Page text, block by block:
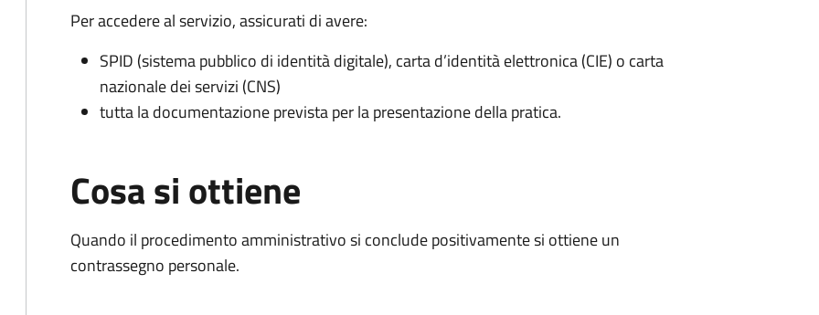
Per accedere al servizio, assicurati di avere:
SPID (sistema pubblico di identità digitale), carta d’identità elettronica (CIE) o carta
nazionale dei servizi (CNS)
tutta la documentazione prevista per la presentazione della pratica.
Cosa si ottiene
Quando il procedimento amministrativo si conclude positivamente si ottiene un
contrassegno personale.